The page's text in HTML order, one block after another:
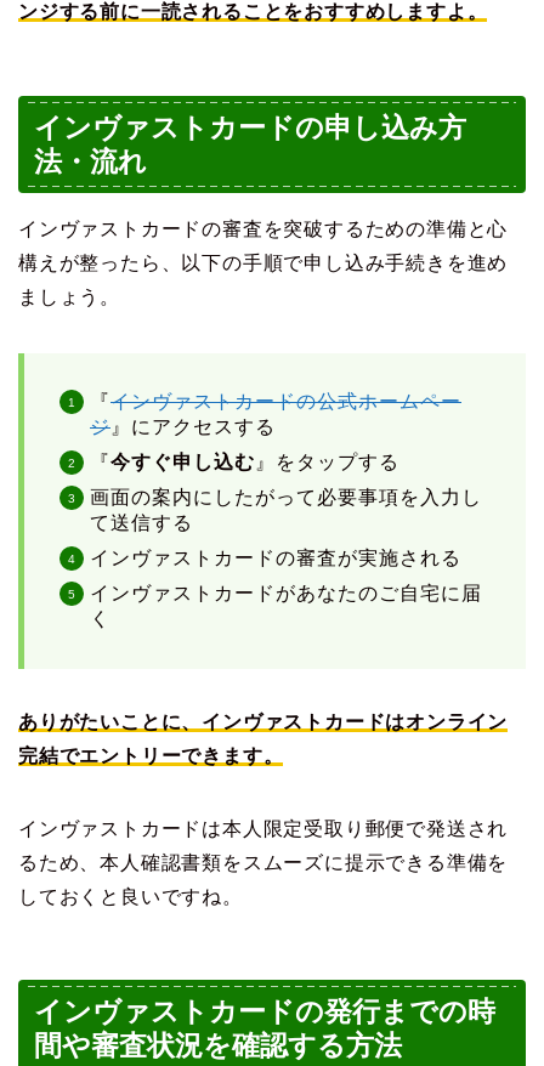
ンジする前に一読されることをおすすめしますよ。
インヴァストカードの申し込み方
法・流れ
インヴァストカードの審査を突破するための準備と心
構えが整ったら、以下の手順で申し込み手続きを進め
ましょう。
『インヴァストカードの公式ホームペー
ジ 』にアクセスする
『今すぐ申し込む 』をタップする
画面の案内にしたがって必要事項を入力し
て送信する
インヴァストカードの審査が実施される
インヴァストカードがあなたのご自宅に届
く
ありがたいことに、インヴァストカードはオンライン
完結でエントリーできます。
インヴァストカードは本人限定受取り郵便で発送され
るため、本人確認書類をスムーズに提示できる準備を
しておくと良いですね。
インヴァストカードの発行までの時
間や審査状況を確認する方法